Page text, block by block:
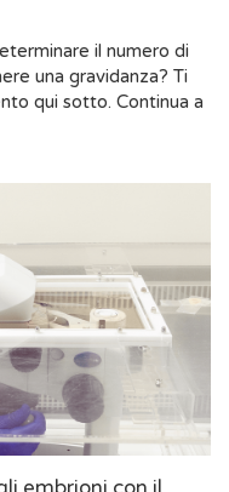
il numero di
una gravidanza? Ti
qui sotto. Continua a